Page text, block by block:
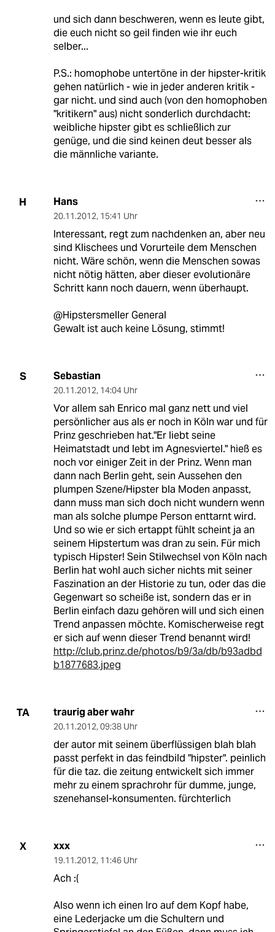
und sich dann beschweren, wenn es leute gibt,
die euch nicht so geil finden wie ihr euch
selber...
P.S.: homophobe untertöne in der hipster-kritik
gehen natürlich - wie in jeder anderen kritik -
gar nicht. und sind auch (von den homophoben
"kritikern" aus) nicht sonderlich durchdacht:
weibliche hipster gibt es schließlich zur
genüge, und die sind keinen deut besser als
die männliche variante.
H Hans
20.11.2012, 15:41 Uhr
Interessant, regt zum nachdenken an, aber neu
sind Klischees und Vorurteile dem Menschen
nicht. Wäre schön, wenn die Menschen sowas
nicht nötig hätten, aber dieser evolutionäre
Schritt kann noch dauern, wenn überhaupt.
@Hipstersmeller General
Gewalt ist auch keine Lösung, stimmt!
S Sebastian
20.11.2012, 14:04 Uhr
Vor allem sah Enrico mal ganz nett und viel
persönlicher aus als er noch in Köln war und für
Prinz geschrieben hat."Er liebt seine
Heimatstadt und lebt im Agnesviertel." hieß es
noch vor einiger Zeit in der Prinz. Wenn man
dann nach Berlin geht, sein Aussehen den
plumpen Szene/Hipster bla Moden anpasst,
dann muss man sich doch nicht wundern wenn
man als solche plumpe Person enttarnt wird.
Und so wie er sich ertappt fühlt scheint ja an
seinem Hipstertum was dran zu sein. Für mich
typisch Hipster! Sein Stilwechsel von Köln nach
Berlin hat wohl auch sicher nichts mit seiner
Faszination an der Historie zu tun, oder das die
Gegenwart so scheiße ist, sondern das er in
Berlin einfach dazu gehören will und sich einen
Trend anpassen möchte. Komischerweise regt
er sich auf wenn dieser Trend benannt wird!
http://club.prinz.de/photos/b9/3a/db/b93adbd
b1877683.jpeg
TA traurig aber wahr
20.11.2012, 09:38 Uhr
der autor mit seinem überflüssigen blah blah
passt perfekt in das feindbild "hipster". peinlich
für die taz. die zeitung entwickelt sich immer
mehr zu einem sprachrohr für dumme, junge,
szenehansel-konsumenten. fürchterlich
X xxx
19.11.2012, 11:46 Uhr
Ach :(
Also wenn ich einen Iro auf dem Kopf habe,
eine Lederjacke um die Schultern und